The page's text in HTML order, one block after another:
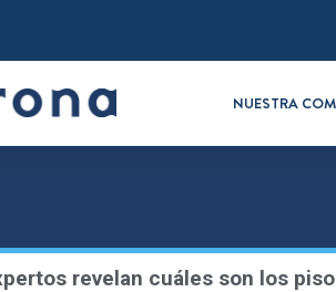
NUESTRA
revelan cuáles son los